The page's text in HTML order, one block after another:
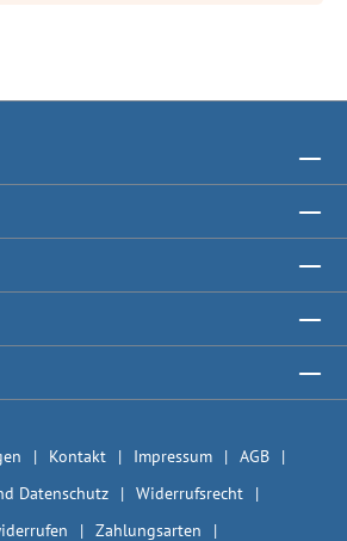
Kontakt Impressum
AGB
Datenschutz
Widerrufsrecht
Zahlungsarten